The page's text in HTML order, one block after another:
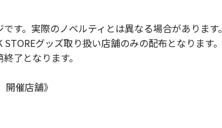
す。実際のノベルティとは異なる場合があります。
グッズ取り扱い店舗のみの配布となります。
了となります。
開催店舗》